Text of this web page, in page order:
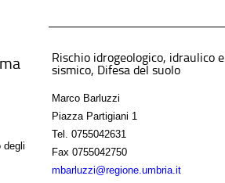
degli
Rischio idrogeologico, idraulico e
sismico, Difesa del suolo
Marco Barluzzi
Piazza Partigiani 1
Tel.
0755042631
Fax 0755042750
mbarluzzi@regione.umbria.it